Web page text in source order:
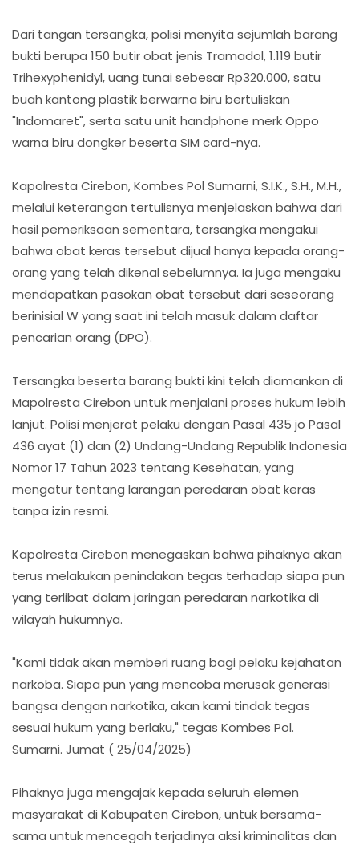
Dari tangan tersangka, polisi menyita sejumlah barang
bukti berupa 150 butir obat jenis Tramadol, 1.119 butir
Trihexyphenidyl, uang tunai sebesar Rp320.000, satu
buah kantong plastik berwarna biru bertuliskan
"Indomaret", serta satu unit handphone merk Oppo
warna biru dongker beserta SIM card-nya.
Kapolresta Cirebon, Kombes Pol Sumarni, S.I.K., S.H., M.H.,
melalui keterangan tertulisnya menjelaskan bahwa dari
hasil pemeriksaan sementara, tersangka mengakui
bahwa obat keras tersebut dijual hanya kepada orang-
orang yang telah dikenal sebelumnya. Ia juga mengaku
mendapatkan pasokan obat tersebut dari seseorang
berinisial W yang saat ini telah masuk dalam daftar
pencarian orang (DPO).
Tersangka beserta barang bukti kini telah diamankan di
Mapolresta Cirebon untuk menjalani proses hukum lebih
lanjut. Polisi menjerat pelaku dengan Pasal 435 jo Pasal
436 ayat (1) dan (2) Undang-Undang Republik Indonesia
Nomor 17 Tahun 2023 tentang Kesehatan, yang
mengatur tentang larangan peredaran obat keras
tanpa izin resmi.
Kapolresta Cirebon menegaskan bahwa pihaknya akan
terus melakukan penindakan tegas terhadap siapa pun
yang terlibat dalam jaringan peredaran narkotika di
wilayah hukumnya.
"Kami tidak akan memberi ruang bagi pelaku kejahatan
narkoba. Siapa pun yang mencoba merusak generasi
bangsa dengan narkotika, akan kami tindak tegas
sesuai hukum yang berlaku," tegas Kombes Pol.
Sumarni. Jumat ( 25/04/2025)
Pihaknya juga mengajak kepada seluruh elemen
masyarakat di Kabupaten Cirebon, untuk bersama-
sama untuk mencegah terjadinya aksi kriminalitas dan